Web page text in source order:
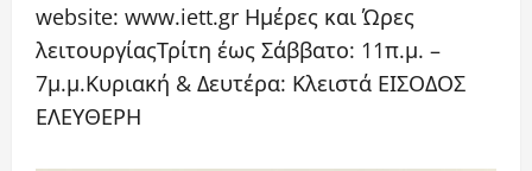
website: www.iett.gr Ημέρες και Ώρες
λειτουργίαςΤρίτη έως Σάββατο: 11π.μ. –
7μ.μ.Κυριακή & Δευτέρα: Κλειστά ΕΙΣΟΔΟΣ
ΕΛΕΥΘΕΡΗ